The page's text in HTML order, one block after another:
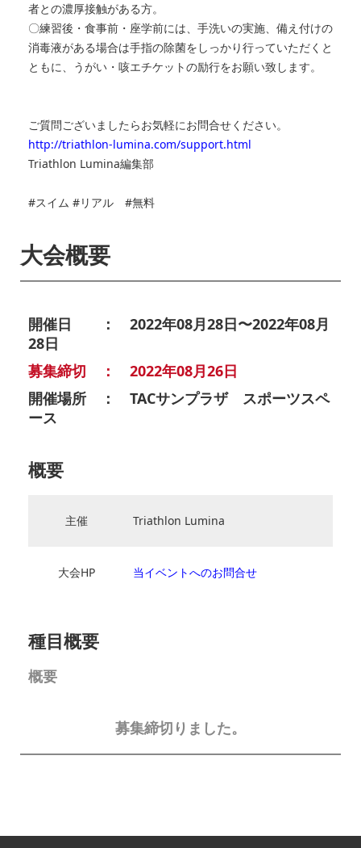
者との濃厚接触がある方。
〇練習後・食事前・座学前には、手洗いの実施、備え付けの
消毒液がある場合は手指の除菌をしっかり行っていただくと
ともに、うがい・咳エチケットの励行をお願い致します。
ご質問ございましたらお気軽にお問合せください。
http://triathlon-lumina.com/support.html
Triathlon Lumina編集部
#スイム #リアル #無料
大会概要
開催日 ： 2022年08月28日〜2022年08月
28日
募集締切 ： 2022年08月26日
開催場所 ： TACサンプラザ スポーツスペ
ース
概要
主催 Triathlon Lumina
大会HP 当イベントへのお問合せ
種目概要
概要
募集締切りました。